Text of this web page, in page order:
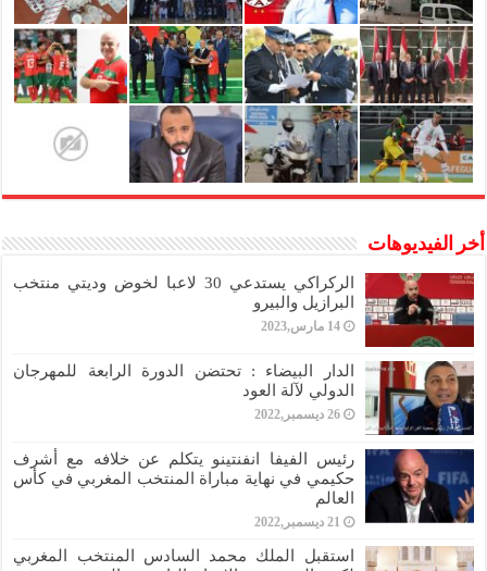
أخر الفيديوهات
الركراكي يستدعي 30 لاعبا لخوض وديتي منتخب
البرازيل والبيرو
14 مارس,2023
الدار البيضاء : تحتضن الدورة الرابعة للمهرجان
الدولي لآلة العود
26 ديسمبر,2022
رئيس الفيفا انفنتينو يتكلم عن خلافه مع أشرف
حكيمي في نهاية مباراة المنتخب المغربي في كأس
العالم
21 ديسمبر,2022
استقبل الملك محمد السادس المنتخب المغربي